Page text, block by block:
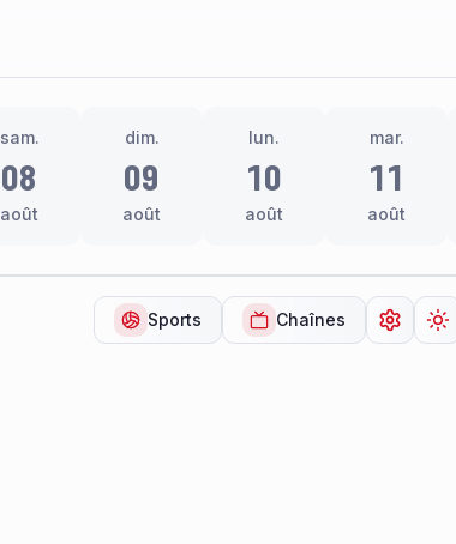
sam.
08
août
dim.
09
août
lun.
10
août
mar.
11
août
Sports Chaînes Ouvrir